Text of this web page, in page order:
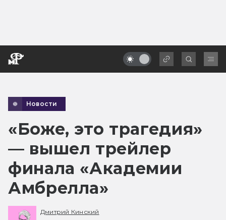
Новости
«Боже, это трагедия»
— вышел трейлер
финала «Академии
Амбрелла»
Дмитрий Кинский